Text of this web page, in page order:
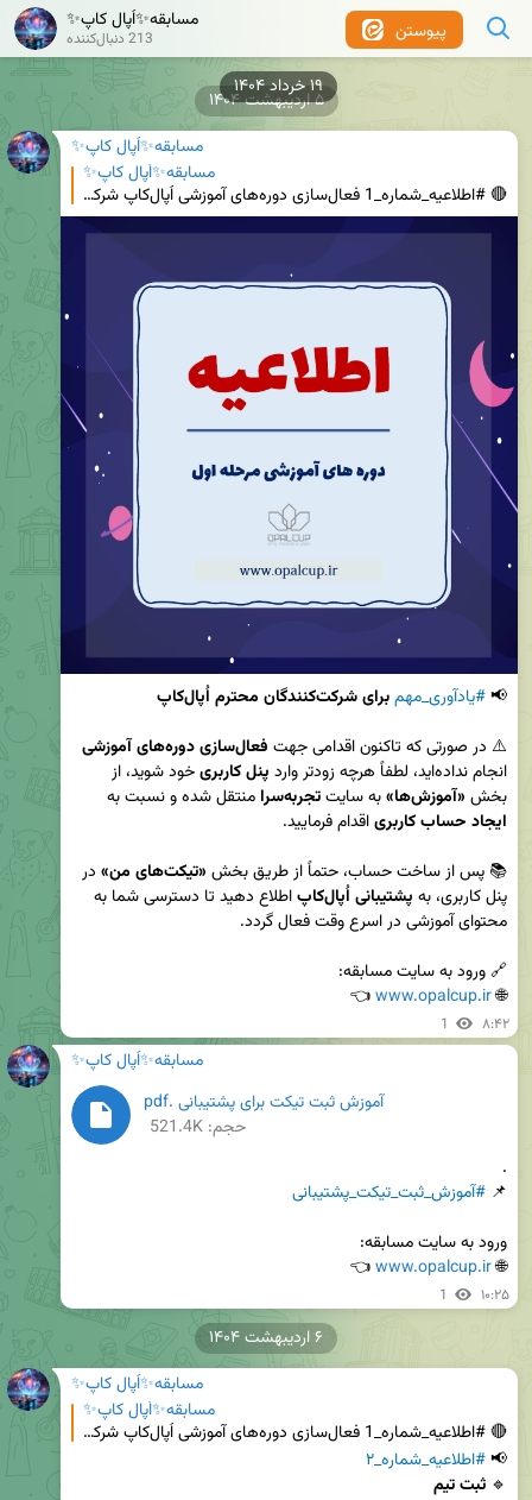
۱۹ خرداد ۱۴۰۴
پیوستن مسابقه✨اُپال کاپ✨
213 دنبال‌کننده
مسابقه✨اُپال کاپ✨
مسابقه✨اُپال کاپ✨
🔴 #اطلاعیه_شماره_1 فعال‌سازی دوره‌های آموزشی اُپال‌کاپ شرکت‌کنندگان گرامی، دوره‌های آموزشی مسابقه ا
📢 #یادآوری_مهمبرای شرکت‌کنندگان محترم اُپال‌کاپ
⚠️ در صورتی که تاکنون اقدامی جهت فعال‌سازی دوره‌های آموزشی
انجام نداده‌اید، لطفاً هرچه زودتر وارد
پنل کاربری
بخش «آموزش‌ها» به سایت تجربه‌سرا
منتقل شده و نسبت به
ایجاد حساب کاربری
📚 پس از ساخت حساب، حتماً از طریق بخش «تیکت‌های من»
پنل کاربری، به پشتیبانی اُپال‌کاپ
🌐
www.opalcup.ir
👈
1 ۸:۴۲
۵ اردیبهشت ۱۴۰۴
مسابقه✨اُپال کاپ✨
آموزش ثبت تیکت برای پشتیبانی .pdf
حجم: 521.4K
📌 #آموزش_ثبت_تیکت_پشتیبانی
🌐
www.opalcup.ir
👈
1 ۱۰:۲۵
مسابقه✨اُپال کاپ✨
مسابقه✨اُپال کاپ✨
🔴 #اطلاعیه_شماره_1 فعال‌سازی دوره‌های آموزشی اُپال‌کاپ شرکت‌کنندگان گرامی، دوره‌های آموزشی مسابقه ا
📢 #اطلاعیه_شماره_۲
🔹 ثبت تیم
۶ اردیبهشت ۱۴۰۴